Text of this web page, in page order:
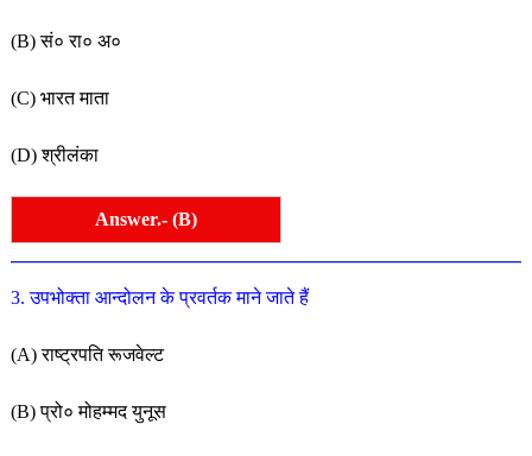
(B) सं० रा० अ०
(C) भारत माता
(D) श्रीलंका
Answer.- (B)
3. उपभोक्ता आन्दोलन के प्रवर्तक माने जाते हैं
(A) राष्ट्रपति रूजवेल्ट
(B) प्रो० मोहम्मद युनूस